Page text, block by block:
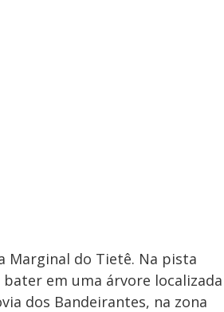
Marginal do Tietê. Na pista
em uma árvore localizada
dos Bandeirantes, na zona